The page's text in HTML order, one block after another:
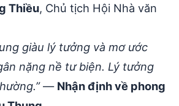
Thiều, Chủ tịch Hội Nhà văn
giàu lý tưởng và mơ ước
nặng nề tư biện. Lý tưởng
— Nhận định về phong